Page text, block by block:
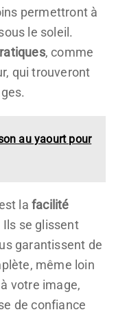
permettront à
le soleil.
, comme
qui trouveront
au yaourt pour
la facilité
se glissent
garantissent de
même loin
votre image,
de confiance